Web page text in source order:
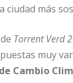
ciudad más
Torrent Verd
muy
Cambio